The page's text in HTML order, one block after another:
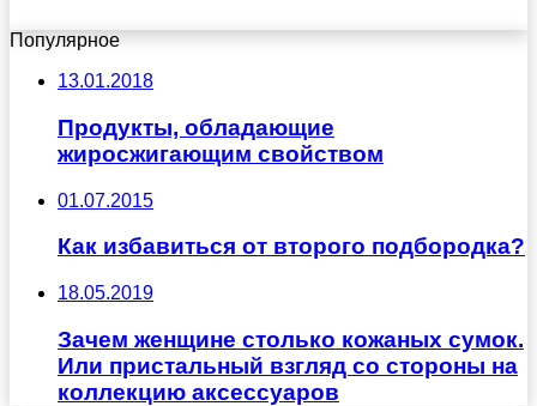
Популярное
13.01.2018
Продукты, обладающие
жиросжигающим свойством
01.07.2015
Как избавиться от второго подбородка?
18.05.2019
Зачем женщине столько кожаных сумок.
Или пристальный взгляд со стороны на
коллекцию аксессуаров